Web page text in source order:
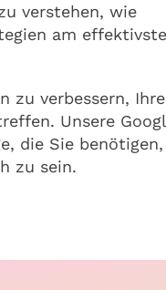
verstehen, wie
am
zu verbessern,
Unsere
die Sie
zu sein.